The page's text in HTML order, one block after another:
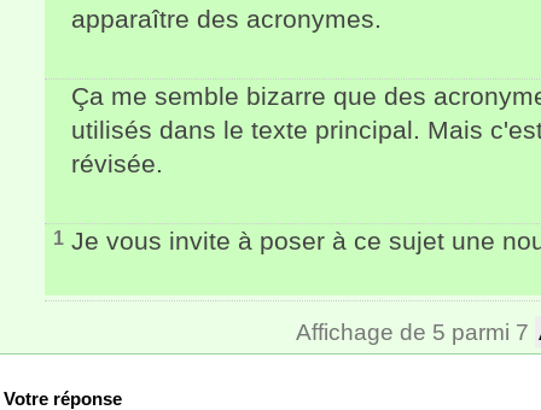
apparaître des acronymes.
Ça me semble bizarre que des
utilisés dans le texte principal. Mais
révisée.
1 Je vous invite à poser à ce sujet une
Affichage de 5 parmi 7
Votre réponse